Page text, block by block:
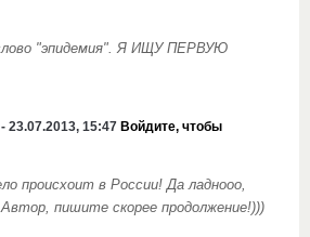
"эпидемия". Я ИЩУ ПЕРВУЮ
- 23.07.2013, 15:47 Войдите, чтобы
происхоит в России! Да ладнооо,
пишите скорее продолжение!)))